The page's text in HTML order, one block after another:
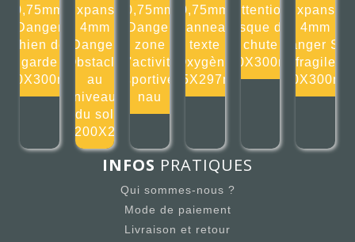
0,75mm
Danger
chien de
garde
300X300mm
Expansé
4mm
Danger
Obstacle
au
niveau
du sol
200X2
0,75mm
Danger
zone
d'activité
sportive
nau
0,75mm
Panneau
texte
Oxygène
105X297mm
Attention
risque de
chute
300X300mm
Expansé
4mm
Danger Sol
fragile
300X300mm
INFOS PRATIQUES
Qui sommes-nous ?
Mode de paiement
Livraison et retour